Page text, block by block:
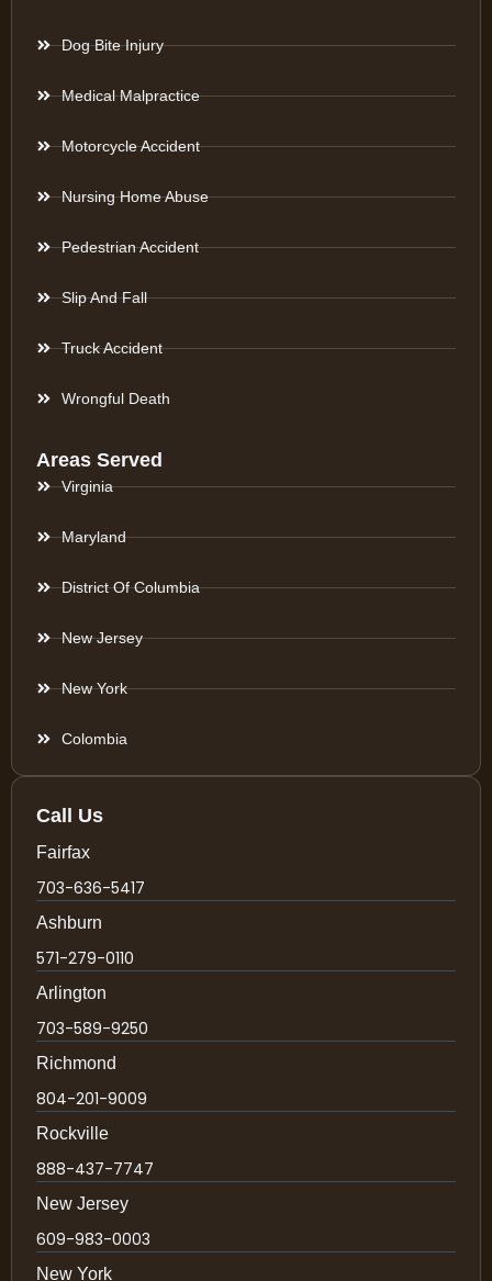
Dog Bite Injury
Medical Malpractice
Motorcycle Accident
Nursing Home Abuse
Pedestrian Accident
Slip And Fall
Truck Accident
Wrongful Death
Areas Served
Virginia
Maryland
District Of Columbia
New Jersey
New York
Colombia
Call Us
Fairfax
703-636-5417
Ashburn
571-279-0110
Arlington
703-589-9250
Richmond
804-201-9009
Rockville
888-437-7747
New Jersey
609-983-0003
New York